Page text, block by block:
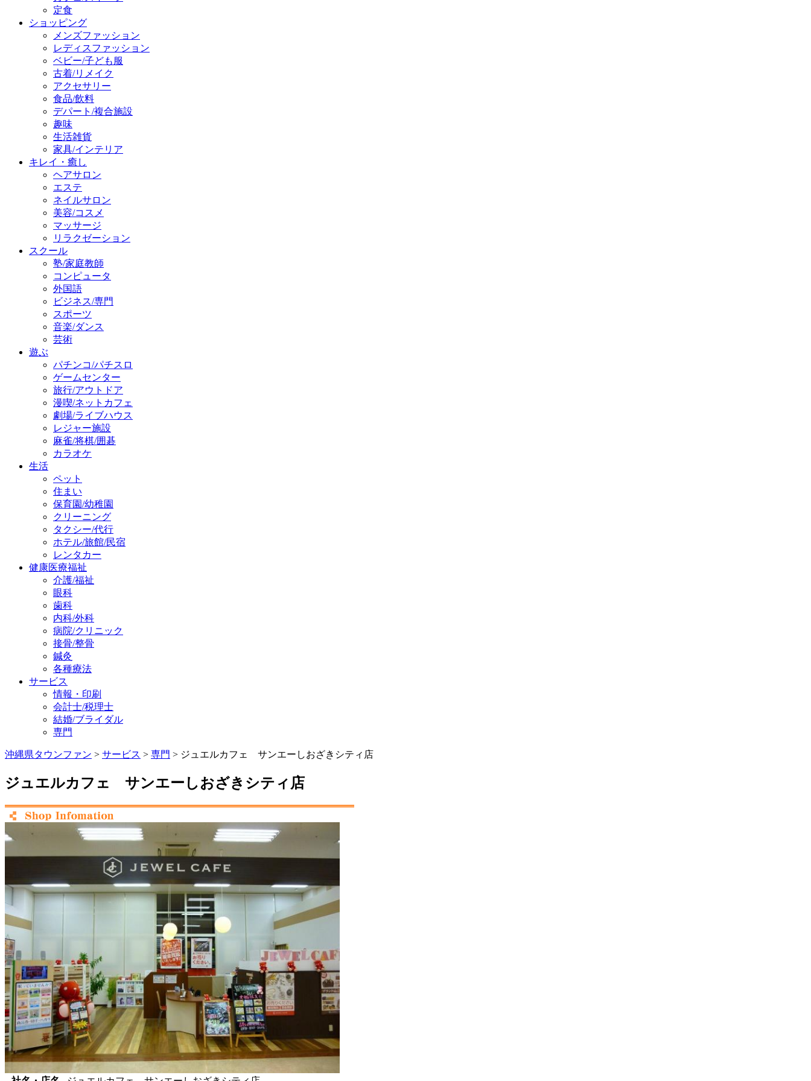
定食
ショッピング
メンズファッション
レディスファッション
ベビー/子ども服
古着/リメイク
アクセサリー
食品/飲料
デパート/複合施設
趣味
生活雑貨
家具/インテリア
キレイ・癒し
ヘアサロン
エステ
ネイルサロン
美容/コスメ
マッサージ
リラクゼーション
スクール
塾/家庭教師
コンピュータ
外国語
ビジネス/専門
スポーツ
音楽/ダンス
芸術
遊ぶ
パチンコ/パチスロ
ゲームセンター
旅行/アウトドア
漫喫/ネットカフェ
劇場/ライブハウス
レジャー施設
麻雀/将棋/囲碁
カラオケ
生活
ペット
住まい
保育園/幼稚園
クリーニング
タクシー/代行
ホテル/旅館/民宿
レンタカー
健康医療福祉
介護/福祉
眼科
歯科
内科/外科
病院/クリニック
接骨/整骨
鍼灸
各種療法
サービス
情報・印刷
会計士/税理士
結婚/ブライダル
専門
沖縄県タウンファン > サービス > 専門 > ジュエルカフェ サンエーしおざきシティ店
ジュエルカフェ サンエーしおざきシティ店